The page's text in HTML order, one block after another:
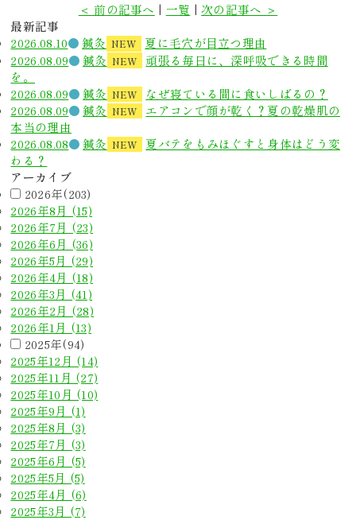
＜ 前の記事へ | 一覧 |次の記事へ ＞
最新記事
2026.08.10
鍼灸 NEW
夏に毛穴が目立つ理由
2026.08.09
鍼灸 NEW
頑張る毎日に、深呼吸できる時間
を。
2026.08.09
鍼灸 NEW
なぜ寝ている間に食いしばるの？
2026.08.09
鍼灸 NEW
エアコンで顔が乾く？夏の乾燥肌の
本当の理由
2026.08.08
鍼灸 NEW
夏バテをもみほぐすと身体はどう変
わる？
アーカイブ
2026年(203)
2026年8月 (15)
2026年7月 (23)
2026年6月 (36)
2026年5月 (29)
2026年4月 (18)
2026年3月 (41)
2026年2月 (28)
2026年1月 (13)
2025年(94)
2025年12月 (14)
2025年11月 (27)
2025年10月 (10)
2025年9月 (1)
2025年8月 (3)
2025年7月 (3)
2025年6月 (5)
2025年5月 (5)
2025年4月 (6)
2025年3月 (7)